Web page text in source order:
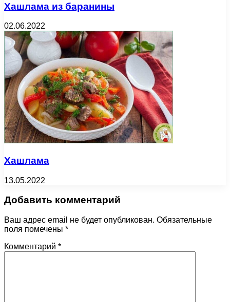
Хашлама из баранины
02.06.2022
Хашлама
13.05.2022
Добавить комментарий
Ваш адрес email не будет опубликован. Обязательные
поля помечены *
Комментарий *